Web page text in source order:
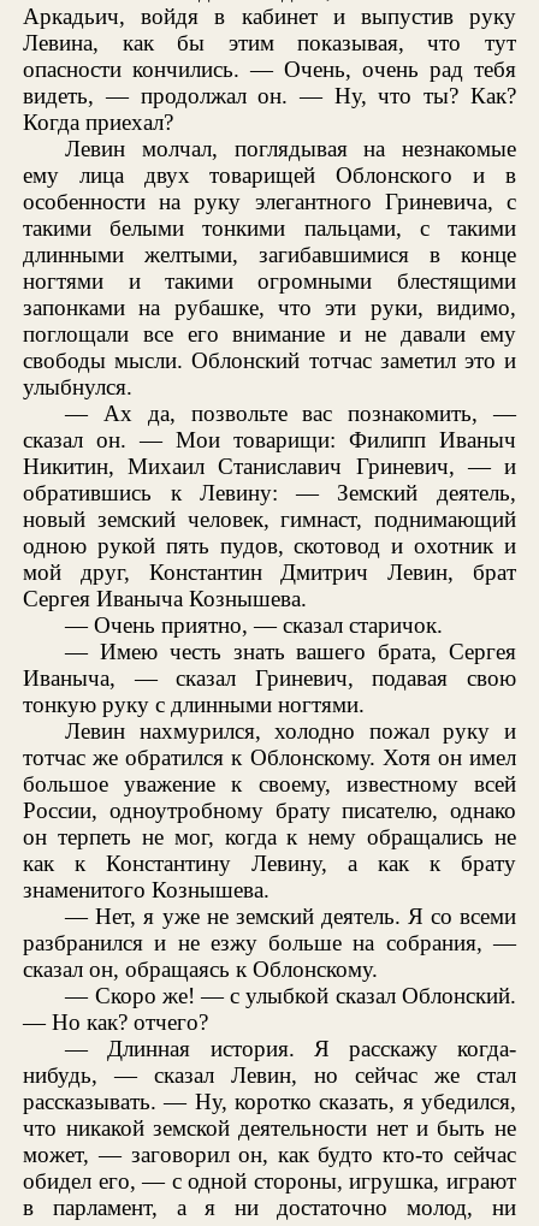
Аркадьич, войдя в кабинет и выпустив руку
Левина, как бы этим показывая, что тут
опасности кончились. — Очень, очень рад тебя
видеть, — продолжал он. — Ну, что ты? Как?
Когда приехал?
Левин молчал, поглядывая на незнакомые
ему лица двух товарищей Облонского и в
особенности на руку элегантного Гриневича, с
такими белыми тонкими пальцами, с такими
длинными желтыми, загибавшимися в конце
ногтями и такими огромными блестящими
запонками на рубашке, что эти руки, видимо,
поглощали все его внимание и не давали ему
свободы мысли. Облонский тотчас заметил это и
улыбнулся.
— Ах да, позвольте вас познакомить, —
сказал он. — Мои товарищи: Филипп Иваныч
Никитин, Михаил Станиславич Гриневич, — и
обратившись к Левину: — Земский деятель,
новый земский человек, гимнаст, поднимающий
одною рукой пять пудов, скотовод и охотник и
мой друг, Константин Дмитрич Левин, брат
Сергея Иваныча Кознышева.
— Очень приятно, — сказал старичок.
— Имею честь знать вашего брата, Сергея
Иваныча, — сказал Гриневич, подавая свою
тонкую руку с длинными ногтями.
Левин нахмурился, холодно пожал руку и
тотчас же обратился к Облонскому. Хотя он имел
большое уважение к своему, известному всей
России, одноутробному брату писателю, однако
он терпеть не мог, когда к нему обращались не
как к Константину Левину, а как к брату
знаменитого Кознышева.
— Нет, я уже не земский деятель. Я со всеми
разбранился и не езжу больше на собрания, —
сказал он, обращаясь к Облонскому.
— Скоро же! — с улыбкой сказал Облонский.
— Но как? отчего?
— Длинная история. Я расскажу когда-
нибудь, — сказал Левин, но сейчас же стал
рассказывать. — Ну, коротко сказать, я убедился,
что никакой земской деятельности нет и быть не
может, — заговорил он, как будто кто-то сейчас
обидел его, — с одной стороны, игрушка, играют
в парламент, а я ни достаточно молод, ни